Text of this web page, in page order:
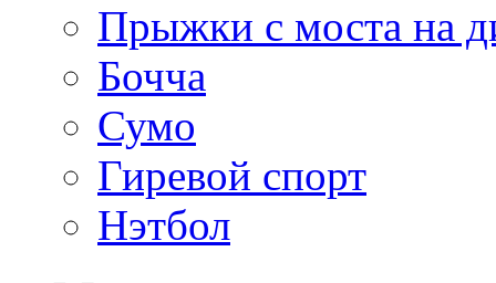
Прыжки с моста на
Бочча
Сумо
Гиревой спорт
Нэтбол